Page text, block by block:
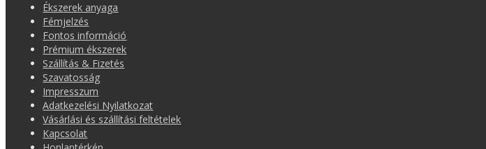
Ékszerek anyaga
Fémjelzés
Fontos információ
Prémium ékszerek
Szállítás & Fizetés
Szavatosság
Impresszum
Adatkezelési Nyilatkozat
Vásárlási és szállítási feltételek
Kapcsolat